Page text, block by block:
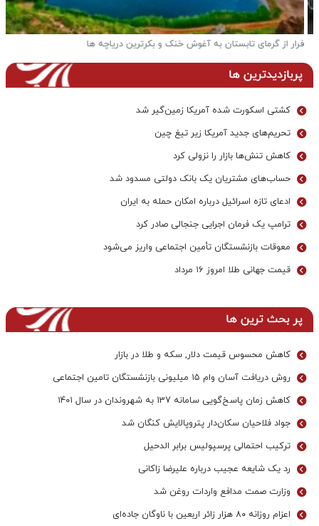
فرار از گرمای تابستان به آغوش خنک و بکرترین دریاچه ها
پربازدیدترین ها
کشتی اسکورت شده آمریکا زمین‌گیر شد
تحریم‌های جدید آمریکا زیر تیغ چین
کاهش تنش‌ها بازار را نزولی کرد
حساب‌های مشتریان یک بانک‌ دولتی مسدود شد
ادعای تازه اسرائیل درباره امکان حمله به ایران
ترامپ یک فرمان اجرایی جنجالی صادر کرد
معوقات بازنشستگان تأمین اجتماعی واریز می‌شود
قیمت جهانی طلا امروز ۱۶ مرداد
پر بحث ترین ها
کاهش محسوس قیمت دلار, سکه و طلا در بازار
روش دریافت آسان وام ۱۵ میلیونی بازنشستگان تامین اجتماعی
کاهش زمان پاسخ‌گویی سامانه 137 به شهروندان در سال ۱۴۰۱
جواد فلاحیان سکان‌دار پتروپالایش کنگان شد
ترکیب احتمالی پرسپولیس برابر الدحیل
رد یک شایعه عجیب درباره علیرضا زاکانی
وزارت صمت مدافع واردات روغن شد
اعزام روزانه ۸۰ هزار زائر اربعین با ناوگان جاده‌ای